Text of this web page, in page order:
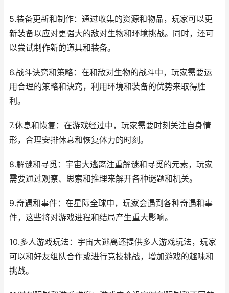
5.装备更新和制作：通过收集的资源和物品，玩家可以更
新装备以应对更强大的敌对生物和环境挑战。同时，还可
以尝试制作新的道具和装备。
6.战斗诀窍和策略：在和敌对生物的战斗中，玩家需要运
用合理的策略和诀窍，利用环境和装备的优势来取得胜
利。
7.休息和恢复：在游戏经过中，玩家需要时刻关注自身情
形，合理安排休息和恢复体力的时刻。
8.解谜和寻觅：宇宙大逃离注重解谜和寻觅的元素，玩家
需要通过观察、思索和推理来解开各种谜题和机关。
9.奇遇和事件：在星际全球中，玩家会遇到各种奇遇和事
件，这些将对游戏进程和结局产生重大影响。
10.多人游戏玩法：宇宙大逃离还提供多人游戏玩法，玩家
可以和好友组队合作或进行竞技挑战，增加游戏的趣味和
挑战。